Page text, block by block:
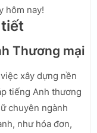
hôm nay!
Thương mại
xây dựng nền
tiếng Anh thương
chuyên ngành
như hóa đơn,